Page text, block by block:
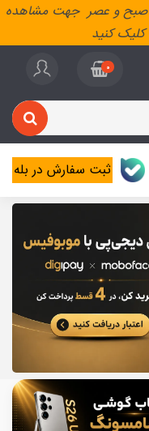
صبح و عصر جهت مشاهده
کنید
0
ثبت سفارش در بله